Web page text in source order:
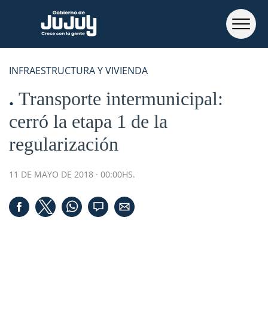
INFRAESTRUCTURA Y VIVIENDA
Transporte intermunicipal:
cerró la etapa 1 de la
regularización
11 DE MAYO DE 2018 · 00:00HS.